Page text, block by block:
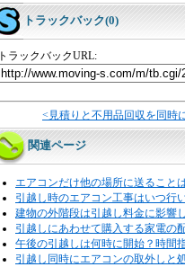
トラックバック(0)
トラックバックURL:
<見積りと不用品回収を同時
関連ページ
エアコンだけ他の場所に送ること
引越し時のエアコン工事はいつ行
建物の外階段は引越し料金に影響
引越しにあわせて購入する家電の
午後の引越しは何時に開始？時間
引越し同時にエアコンの取外しと